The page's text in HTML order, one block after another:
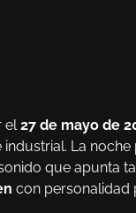
el27 de mayo de
La
que apunta
con personalidad